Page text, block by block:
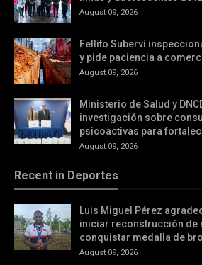
August 09, 2026
Fellito Suberví
y pide paciencia a
August 09, 2026
Ministerio de Salud y
investigación sobre
psicoactivas para
August 09, 2026
Recent in Deportes
Luis Miguel Pérez
iniciar reconstrucción de
conquistar medalla de
August 09, 2026